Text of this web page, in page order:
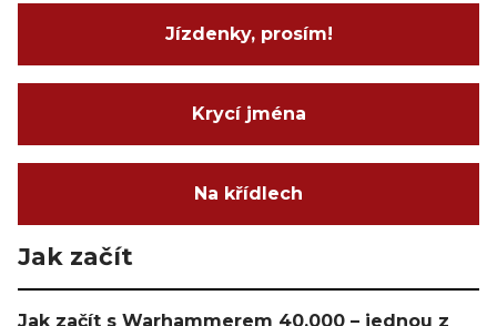
Jízdenky, prosím!
Krycí jména
Na křídlech
Jak začít
Jak začít s Warhammerem 40,000 – jednou z